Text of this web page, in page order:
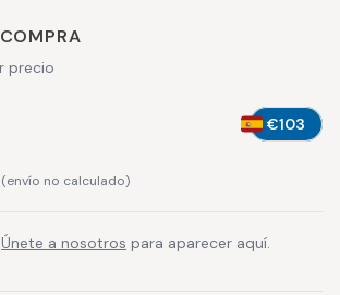
precio
€103
(envío no calculado)
Únete a nosotros para aparecer aquí.